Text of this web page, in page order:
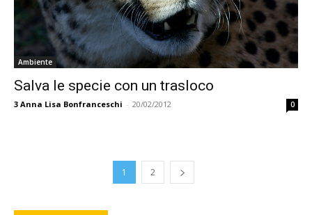
Ambiente
Salva le specie con un trasloco
3 Anna Lisa Bonfranceschi - 20/02/2012 0
1 2